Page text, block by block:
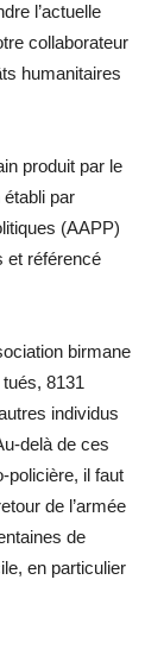
l’actuelle
collaborateur
humanitaires
produit par le
établi par
(AAPP)
et référencé
birmane
8131
individus
delà de ces
policière, il faut
de l’armée
de
en particulier